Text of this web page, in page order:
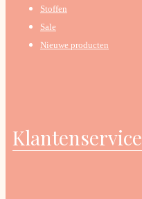
Stoffen
Sale
Nieuwe producten
Klantenservice